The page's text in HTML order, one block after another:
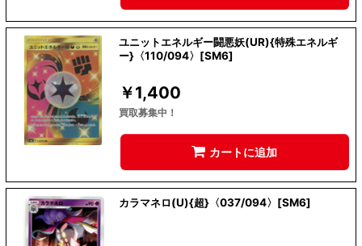
ユニットエネルギー闘悪妖(UR){特殊エネルギ
ー}〈110/094〉[SM6]
￥1,400
買取募集中！
カートに追加
カラマネロ(U){超}〈037/094〉[SM6]